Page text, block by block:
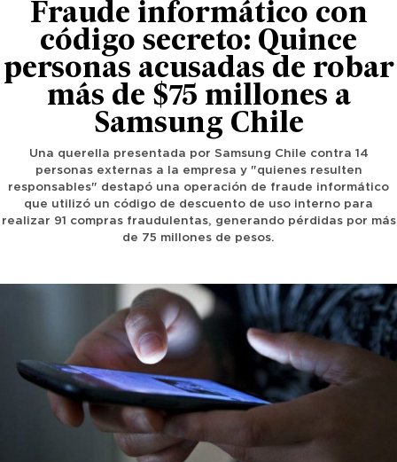
Fraude informático con
código secreto: Quince
personas acusadas de robar
más de $75 millones a
Samsung Chile
Una querella presentada por Samsung Chile contra 14
personas externas a la empresa y "quienes resulten
responsables" destapó una operación de fraude informático
que utilizó un código de descuento de uso interno para
realizar 91 compras fraudulentas, generando pérdidas por más
de 75 millones de pesos.